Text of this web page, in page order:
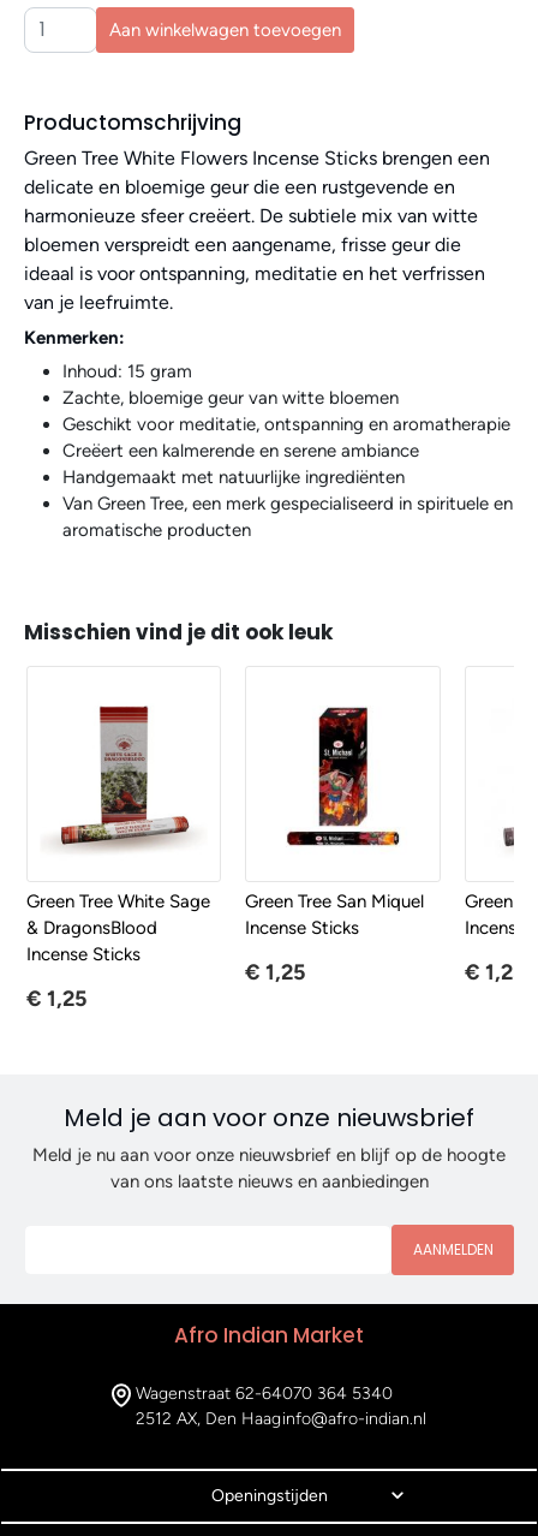
Aan winkelwagen toevoegen
Productomschrijving
Green Tree White Flowers Incense Sticks brengen een
delicate en bloemige geur die een rustgevende en
harmonieuze sfeer creëert. De subtiele mix van witte
bloemen verspreidt een aangename, frisse geur die
ideaal is voor ontspanning, meditatie en het verfrissen
van je leefruimte.
Kenmerken:
Inhoud: 15 gram
Zachte, bloemige geur van witte bloemen
Geschikt voor meditatie, ontspanning en aromatherapie
Creëert een kalmerende en serene ambiance
Handgemaakt met natuurlijke ingrediënten
Van Green Tree, een merk gespecialiseerd in spirituele en
aromatische producten
Misschien vind je dit ook leuk
Green Tree White Sage
& DragonsBlood
Incense Sticks
€ 1,25
Green Tree San Miquel
Incense Sticks
€ 1,25
Green
Incense
€ 1,25
Meld je aan voor onze nieuwsbrief
Meld je nu aan voor onze nieuwsbrief en blijf op de hoogte
van ons laatste nieuws en aanbiedingen
AANMELDEN
Afro Indian Market
Wagenstraat 62-64
2512 AX, Den Haag
070 364 5340
info@afro-indian.nl
Openingstijden